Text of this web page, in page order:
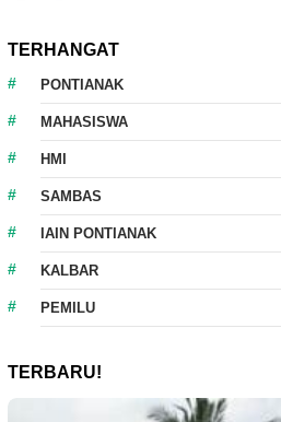
TERHANGAT
PONTIANAK
MAHASISWA
HMI
SAMBAS
IAIN PONTIANAK
KALBAR
PEMILU
TERBARU!